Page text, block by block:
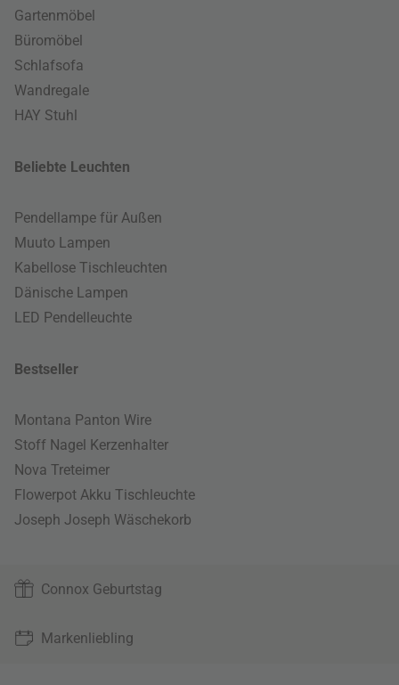
Gartenmöbel
Büromöbel
Schlafsofa
Wandregale
HAY Stuhl
Beliebte Leuchten
Pendellampe für Außen
Muuto Lampen
Kabellose Tischleuchten
Dänische Lampen
LED Pendelleuchte
Bestseller
Montana Panton Wire
Stoff Nagel Kerzenhalter
Nova Treteimer
Flowerpot Akku Tischleuchte
Joseph Joseph Wäschekorb
Connox Geburtstag
Markenliebling